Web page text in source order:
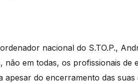
nacional do S.TO.P.,
não em todas, os profissionais de
do encerramento das suas